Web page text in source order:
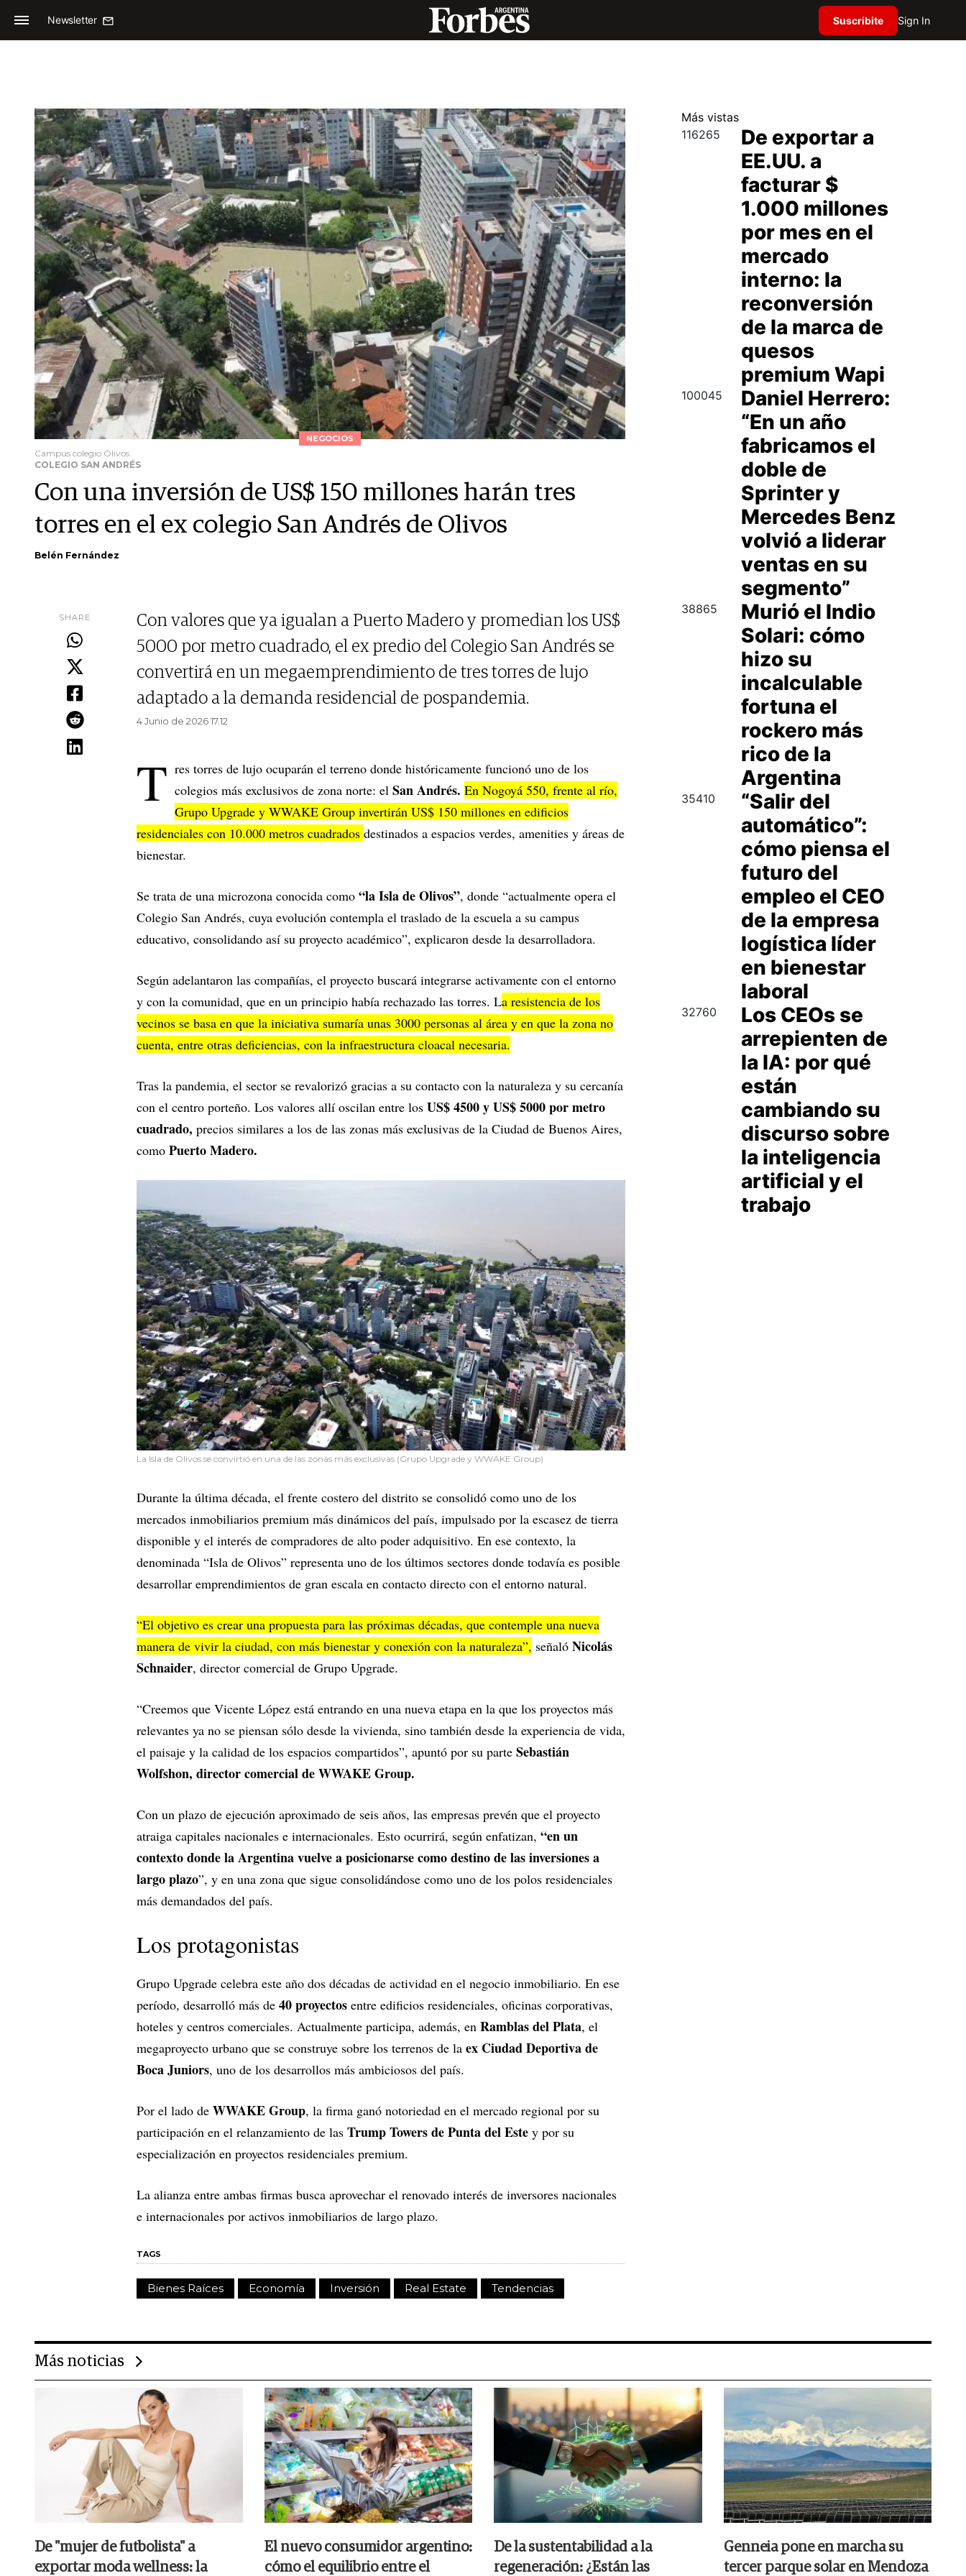
Newsletter Suscribite Sign In
NEGOCIOS
Campus colegio Olivos
COLEGIO SAN ANDRÉS
Con una inversión de US$ 150 millones harán tres
torres en el ex colegio San Andrés de Olivos
Belén Fernández
SHARE
Con valores que ya igualan a Puerto Madero y promedian los US$
5000 por metro cuadrado, el ex predio del Colegio San Andrés se
convertirá en un megaemprendimiento de tres torres de lujo
adaptado a la demanda residencial de pospandemia.
4 Junio de 2026 17.12
T res torres de lujo ocuparán el terreno donde históricamente funcionó uno de los
colegios más exclusivos de zona norte: el San Andrés. En Nogoyá 550, frente al río,
Grupo Upgrade y WWAKE Group invertirán US$ 150 millones en edificios
residenciales con 10.000 metros cuadrados destinados a espacios verdes, amenities y áreas de
bienestar.
Se trata de una microzona conocida como “la Isla de Olivos”, donde “actualmente opera el
Colegio San Andrés, cuya evolución contempla el traslado de la escuela a su campus
educativo, consolidando así su proyecto académico”, explicaron desde la desarrolladora.
Según adelantaron las compañías, el proyecto buscará integrarse activamente con el entorno
y con la comunidad, que en un principio había rechazado las torres. La resistencia de los
vecinos se basa en que la iniciativa sumaría unas 3000 personas al área y en que la zona no
cuenta, entre otras deficiencias, con la infraestructura cloacal necesaria.
Tras la pandemia, el sector se revalorizó gracias a su contacto con la naturaleza y su cercanía
con el centro porteño. Los valores allí oscilan entre los US$ 4500 y US$ 5000 por metro
cuadrado, precios similares a los de las zonas más exclusivas de la Ciudad de Buenos Aires,
como Puerto Madero.
La Isla de Olivos se convirtió en una de las zonas más exclusivas (Grupo Upgrade y WWAKE Group)
Durante la última década, el frente costero del distrito se consolidó como uno de los
mercados inmobiliarios premium más dinámicos del país, impulsado por la escasez de tierra
disponible y el interés de compradores de alto poder adquisitivo. En ese contexto, la
denominada “Isla de Olivos” representa uno de los últimos sectores donde todavía es posible
desarrollar emprendimientos de gran escala en contacto directo con el entorno natural.
“El objetivo es crear una propuesta para las próximas décadas, que contemple una nueva
manera de vivir la ciudad, con más bienestar y conexión con la naturaleza”, señaló Nicolás
Schnaider, director comercial de Grupo Upgrade.
“Creemos que Vicente López está entrando en una nueva etapa en la que los proyectos más
relevantes ya no se piensan sólo desde la vivienda, sino también desde la experiencia de vida,
el paisaje y la calidad de los espacios compartidos”, apuntó por su parte Sebastián
Wolfshon, director comercial de WWAKE Group.
Con un plazo de ejecución aproximado de seis años, las empresas prevén que el proyecto
atraiga capitales nacionales e internacionales. Esto ocurrirá, según enfatizan, “en un
contexto donde la Argentina vuelve a posicionarse como destino de las inversiones a
largo plazo”, y en una zona que sigue consolidándose como uno de los polos residenciales
más demandados del país.
Los protagonistas
Grupo Upgrade celebra este año dos décadas de actividad en el negocio inmobiliario. En ese
período, desarrolló más de 40 proyectos entre edificios residenciales, oficinas corporativas,
hoteles y centros comerciales. Actualmente participa, además, en Ramblas del Plata, el
megaproyecto urbano que se construye sobre los terrenos de la ex Ciudad Deportiva de
Boca Juniors, uno de los desarrollos más ambiciosos del país.
Por el lado de WWAKE Group, la firma ganó notoriedad en el mercado regional por su
participación en el relanzamiento de las Trump Towers de Punta del Este y por su
especialización en proyectos residenciales premium.
La alianza entre ambas firmas busca aprovechar el renovado interés de inversores nacionales
e internacionales por activos inmobiliarios de largo plazo.
TAGS
Bienes Raíces Economía Inversión Real Estate Tendencias
Más vistas
116265
De exportar a
EE.UU. a
facturar $
1.000 millones
por mes en el
mercado
interno: la
reconversión
de la marca de
quesos
premium Wapi
100045
Daniel Herrero:
“En un año
fabricamos el
doble de
Sprinter y
Mercedes Benz
volvió a liderar
ventas en su
segmento”
38865
Murió el Indio
Solari: cómo
hizo su
incalculable
fortuna el
rockero más
rico de la
Argentina
35410
“Salir del
automático”:
cómo piensa el
futuro del
empleo el CEO
de la empresa
logística líder
en bienestar
laboral
32760
Los CEOs se
arrepienten de
la IA: por qué
están
cambiando su
discurso sobre
la inteligencia
artificial y el
trabajo
Más noticias
De "mujer de futbolista" a
exportar moda wellness: la
El nuevo consumidor argentino:
cómo el equilibrio entre el
De la sustentabilidad a la
regeneración: ¿Están las
Genneia pone en marcha su
tercer parque solar en Mendoza